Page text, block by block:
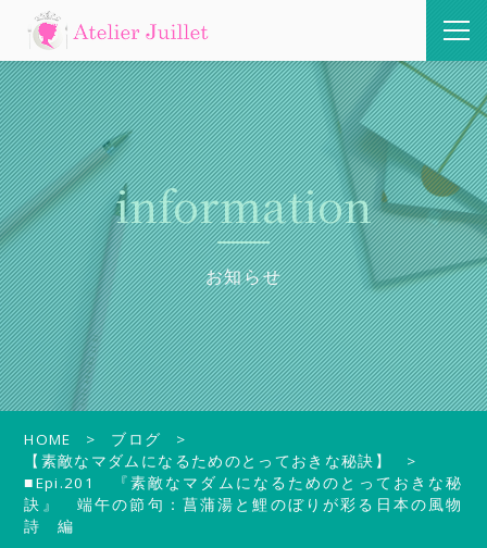
information
お知らせ
HOME
ブログ
【素敵なマダムになるためのとっておきな秘訣】
■Epi.201 『素敵なマダムになるためのとっておきな秘
訣』 端午の節句：菖蒲湯と鯉のぼりが彩る日本の風物
詩 編